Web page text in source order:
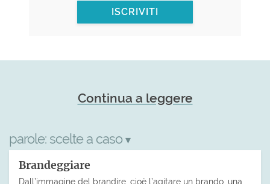
ISCRIVITI
Continua a leggere
parole: scelte a caso ▾
Brandeggiare
Dall’immagine del brandire, cioè l’agitare un brando, una